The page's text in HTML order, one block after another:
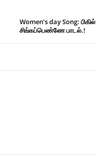
Women’s day Song: பிகில்
சிங்கப்பெண்ணே பாடல்.!